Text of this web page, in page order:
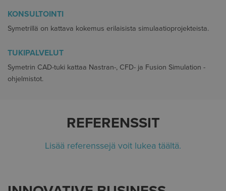
KONSULTOINTI
Symetrillä on kattava kokemus erilaisista simulaatioprojekteista.
TUKIPALVELUT
Symetrin CAD-tuki kattaa Nastran-, CFD- ja Fusion Simulation -
ohjelmistot.
REFERENSSIT
Lisää referenssejä voit lukea täältä.